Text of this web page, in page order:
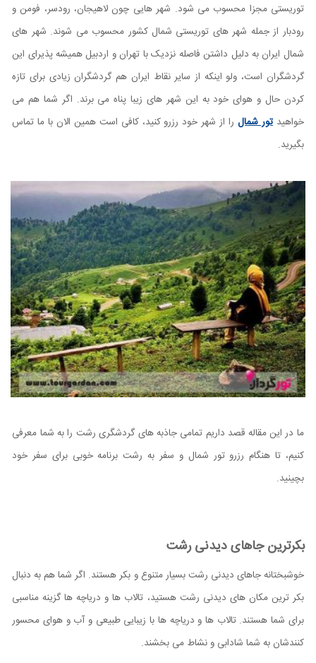
توریستی مجزا محسوب می شود. شهر هایی چون لاهیجان، رودسر، فومن و
رودبار از جمله شهر های توریستی شمال کشور محسوب می شوند. شهر های
شمال ایران به دلیل داشتن فاصله نزدیک با تهران و اردبیل همیشه پذیرای این
گردشگران است، ولو اینکه از سایر نقاط ایران هم گردشگران زیادی برای تازه
کردن حال و هوای خود به این شهر های زیبا پناه می برند. اگر شما هم می
خواهیدتور شمالرا از شهر خود رزرو کنید، کافی است همین الان با ما تماس
بگیرید.
ما در این مقاله قصد داریم تمامی جاذبه های گردشگری رشت را به شما معرفی
کنیم، تا هنگام رزرو تور شمال و سفر به رشت برنامه خوبی برای سفر خود
بچینید.
بکرترین جاهای دیدنی رشت
خوشبختانه جاهای دیدنی رشت بسیار متنوع و بکر هستند. اگر شما هم به دنبال
بکر ترین مکان های دیدنی رشت هستید، تالاب ها و دریاچه ها گزینه مناسبی
برای شما هستند. تالاب ها و دریاچه ها با زیبایی طبیعی و آب و هوای محسور
کنندشان به شما شادابی و نشاط می بخشند.